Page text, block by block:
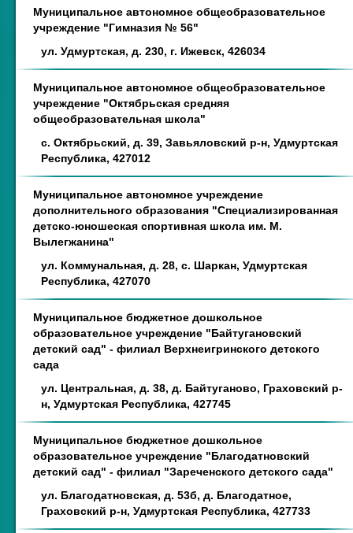
Муниципальное автономное общеобразовательное
учреждение "Гимназия № 56"
ул. Удмуртская, д. 230, г. Ижевск, 426034
Муниципальное автономное общеобразовательное
учреждение "Октябрьская средняя
общеобразовательная школа"
с. Октябрьский, д. 39, Завьяловский р-н, Удмуртская
Республика, 427012
Муниципальное автономное учреждение
дополнительного образования "Специализированная
детско-юношеская спортивная школа им. М.
Вылегжанина"
ул. Коммунальная, д. 28, с. Шаркан, Удмуртская
Республика, 427070
Муниципальное бюджетное дошкольное
образовательное учреждение "Байтугановский
детский сад" - филиал Верхнеигринского детского
сада
ул. Центральная, д. 38, д. Байтуганово, Граховский р-
н, Удмуртская Республика, 427745
Муниципальное бюджетное дошкольное
образовательное учреждение "Благодатновский
детский сад" - филиал "Зареченского детского сада"
ул. Благодатновская, д. 53б, д. Благодатное,
Граховский р-н, Удмуртская Республика, 427733